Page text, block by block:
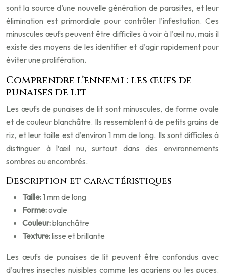
sont la source d’une nouvelle génération de parasites, et leur
élimination est primordiale pour contrôler l’infestation. Ces
minuscules œufs peuvent être difficiles à voir à l’œil nu, mais il
existe des moyens de les identifier et d’agir rapidement pour
éviter une prolifération.
Comprendre l’ennemi : les œufs de
punaises de lit
Les œufs de punaises de lit sont minuscules, de forme ovale
et de couleur blanchâtre. Ils ressemblent à de petits grains de
riz, et leur taille est d’environ 1 mm de long. Ils sont difficiles à
distinguer à l’œil nu, surtout dans des environnements
sombres ou encombrés.
Description et caractéristiques
Taille:1 mm de long
Forme:ovale
Couleur:blanchâtre
Texture:lisse et brillante
Les œufs de punaises de lit peuvent être confondus avec
d’autres insectes nuisibles comme les acariens ou les puces.